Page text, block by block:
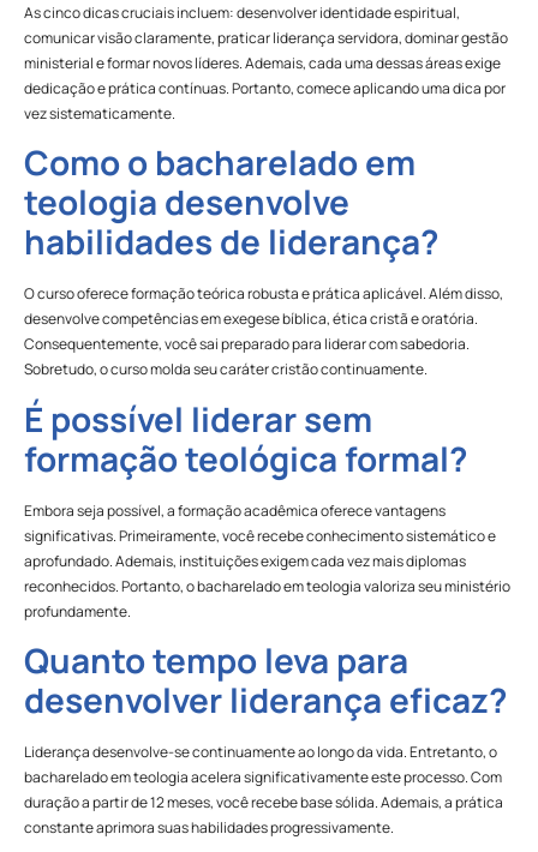
As cinco dicas cruciais incluem: desenvolver identidade espiritual,
comunicar visão claramente, praticar liderança servidora, dominar gestão
ministerial e formar novos líderes. Ademais, cada uma dessas áreas exige
dedicação e prática contínuas. Portanto, comece aplicando uma dica por
vez sistematicamente.
Como o bacharelado em
teologia desenvolve
habilidades de liderança?
O curso oferece formação teórica robusta e prática aplicável. Além disso,
desenvolve competências em exegese bíblica, ética cristã e oratória.
Consequentemente, você sai preparado para liderar com sabedoria.
Sobretudo, o curso molda seu caráter cristão continuamente.
É possível liderar sem
formação teológica formal?
Embora seja possível, a formação acadêmica oferece vantagens
significativas. Primeiramente, você recebe conhecimento sistemático e
aprofundado. Ademais, instituições exigem cada vez mais diplomas
reconhecidos. Portanto, o bacharelado em teologia valoriza seu ministério
profundamente.
Quanto tempo leva para
desenvolver liderança eficaz?
Liderança desenvolve-se continuamente ao longo da vida. Entretanto, o
bacharelado em teologia acelera significativamente este processo. Com
duração a partir de 12 meses, você recebe base sólida. Ademais, a prática
constante aprimora suas habilidades progressivamente.